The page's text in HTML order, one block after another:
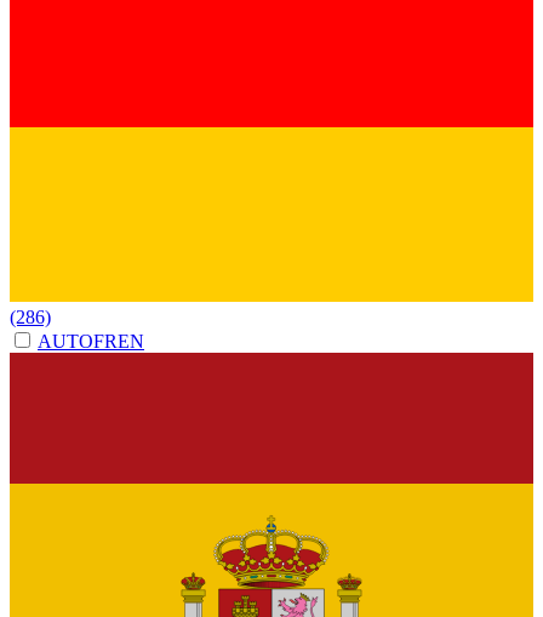
(286)
AUTOFREN